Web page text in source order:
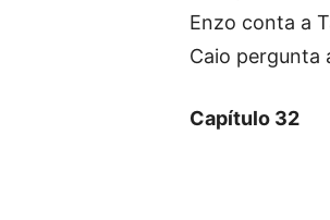
Enzo conta a
Caio pergunta
Capítulo 32